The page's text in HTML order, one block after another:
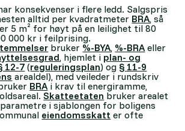
konsekvenser i flere ledd. Salgspris
alltid per kvadratmeter BRA, så
5 m² for høyt på en leilighet til 80
000 kr i feilprising.
bruker %-BYA, %-BRAeller
, hjemlet i plan- og
12-7 (reguleringsplan) og § 11-9
arealdel), med veileder i rundskriv
BRAi krav til energiramme,
Skatteetaten bruker arealet
i sjablongen for boligens
eiendomsskatt er ofte